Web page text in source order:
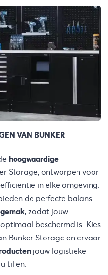
VAN BUNKER
hoogwaardige
Storage, ontworpen voor
in elke omgeving.
de perfecte balans
, zodat jouw
beschermd is. Kies
Bunker Storage en ervaar
jouw logistieke
tillen.